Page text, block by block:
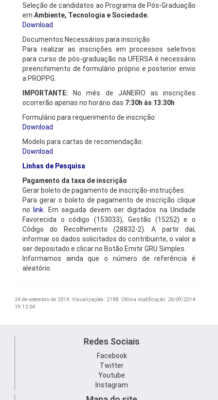
Seleção de candidatos ao Programa de Pós-Graduação
em Ambiente, Tecnologia e Sociedade.
Download
Documentos Necessários para inscrição
Para realizar as inscrições em processos seletivos
para curso de pós-graduação na UFERSA é necessário
preenchimento de formulário próprio e posterior envio
a PROPPG.
IMPORTANTE: No mês de JANEIRO as inscrições
ocorrerão apenas no horário das 7:30h às 13:30h
Formulário para requerimento de inscrição:
Download
Modelo para cartas de recomendação:
Download
Linhas de Pesquisa
Pagamento da taxa de inscrição
Gerar boleto de pagamento de inscrição-instruções:
Para gerar o boleto de pagamento de inscrição clique
no
link
Em seguida devem ser digitados na Unidade
Favorecida o código (153033), Gestão (15252) e o
Código do Recolhimento (28832-2). A partir daí,
informar os dados solicitados do contribuinte, o valor a
ser depositado e clicar no Botão Emitir GRU Simples.
Informamos ainda que o número de referência é
aleatório.
24 de setembro de 2014. Visualizações: 2188. Última modificação: 26/09/2014
19:13:04
Redes Sociais
Facebook
Twitter
Youtube
Instagram